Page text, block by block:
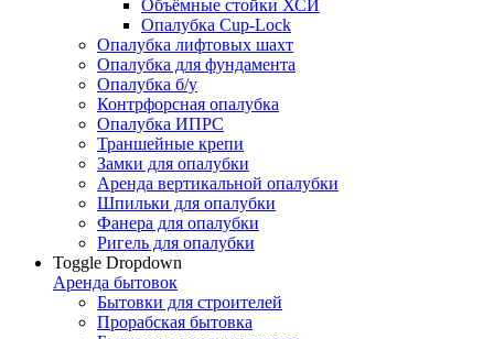
Объёмные стойки ХСИ
Опалубка Cup-Lock
Опалубка лифтовых шахт
Опалубка для фундамента
Опалубка б/у
Контрфорсная опалубка
Опалубка ИПРС
Траншейные крепи
Замки для опалубки
Аренда вертикальной опалубки
Шпильки для опалубки
Фанера для опалубки
Ригель для опалубки
Toggle Dropdown
Аренда бытовок
Бытовки для строителей
Прорабская бытовка